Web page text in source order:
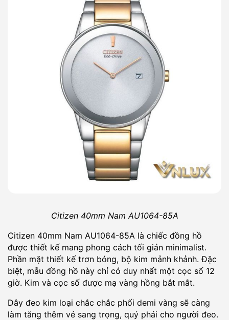
Citizen 40mm Nam AU1064-85A
Citizen 40mm Nam AU1064-85A là chiếc đồng hồ
được thiết kế mang phong cách tối giản minimalist.
Phần mặt thiết kế trơn bóng, bộ kim mảnh khảnh. Đặc
biệt, mẫu đồng hồ này chỉ có duy nhất một cọc số 12
giờ. Kim và cọc số được mạ vàng hồng bắt mắt.
Dây đeo kim loại chắc chắc phối demi vàng sẽ càng
làm tăng thêm vẻ sang trọng, quý phái cho người đeo.